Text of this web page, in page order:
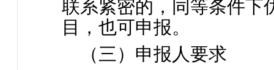
联系紧密的，同等条件下
目，也可申报。
（三）申报人要求